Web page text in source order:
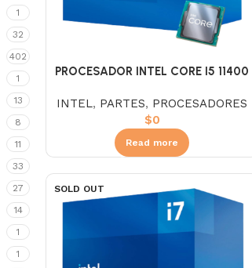
1
32
402
1
13
8
11
33
27
14
1
1
PROCESADOR INTEL CORE I5 11400
INTEL, PARTES, PROCESADORES
$0
Read more
SOLD OUT